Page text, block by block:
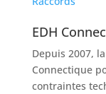
EDH
Depuis 2007,
Connectique
contraintes